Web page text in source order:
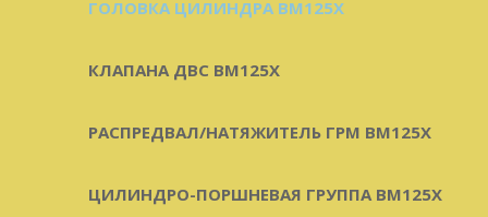
ГОЛОВКА ЦИЛИНДРА BM125X
КЛАПАНА ДВС BM125X
РАСПРЕДВАЛ/НАТЯЖИТЕЛЬ ГРМ BM125X
ЦИЛИНДРО-ПОРШНЕВАЯ ГРУППА BM125X